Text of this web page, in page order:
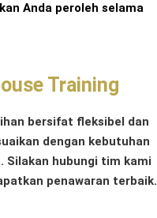
Anda peroleh selama
Training
bersifat fleksibel dan
dengan kebutuhan
Silakan hubungi tim kami
penawaran terbaik.